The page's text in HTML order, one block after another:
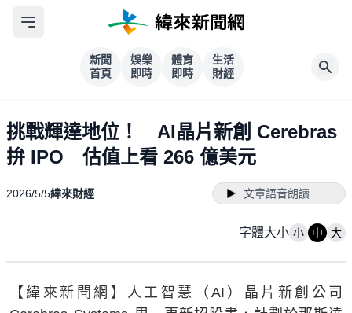
新聞
首頁
娛樂
即時
體育
即時
生活
財經
挑戰輝達地位！ AI晶片新創 Cerebras
拚 IPO 估值上看 266 億美元
2026/5/5緯來財經 文章語音朗讀
字體大小 小 中 大
【緯來新聞網】人工智慧（AI）晶片新創公司